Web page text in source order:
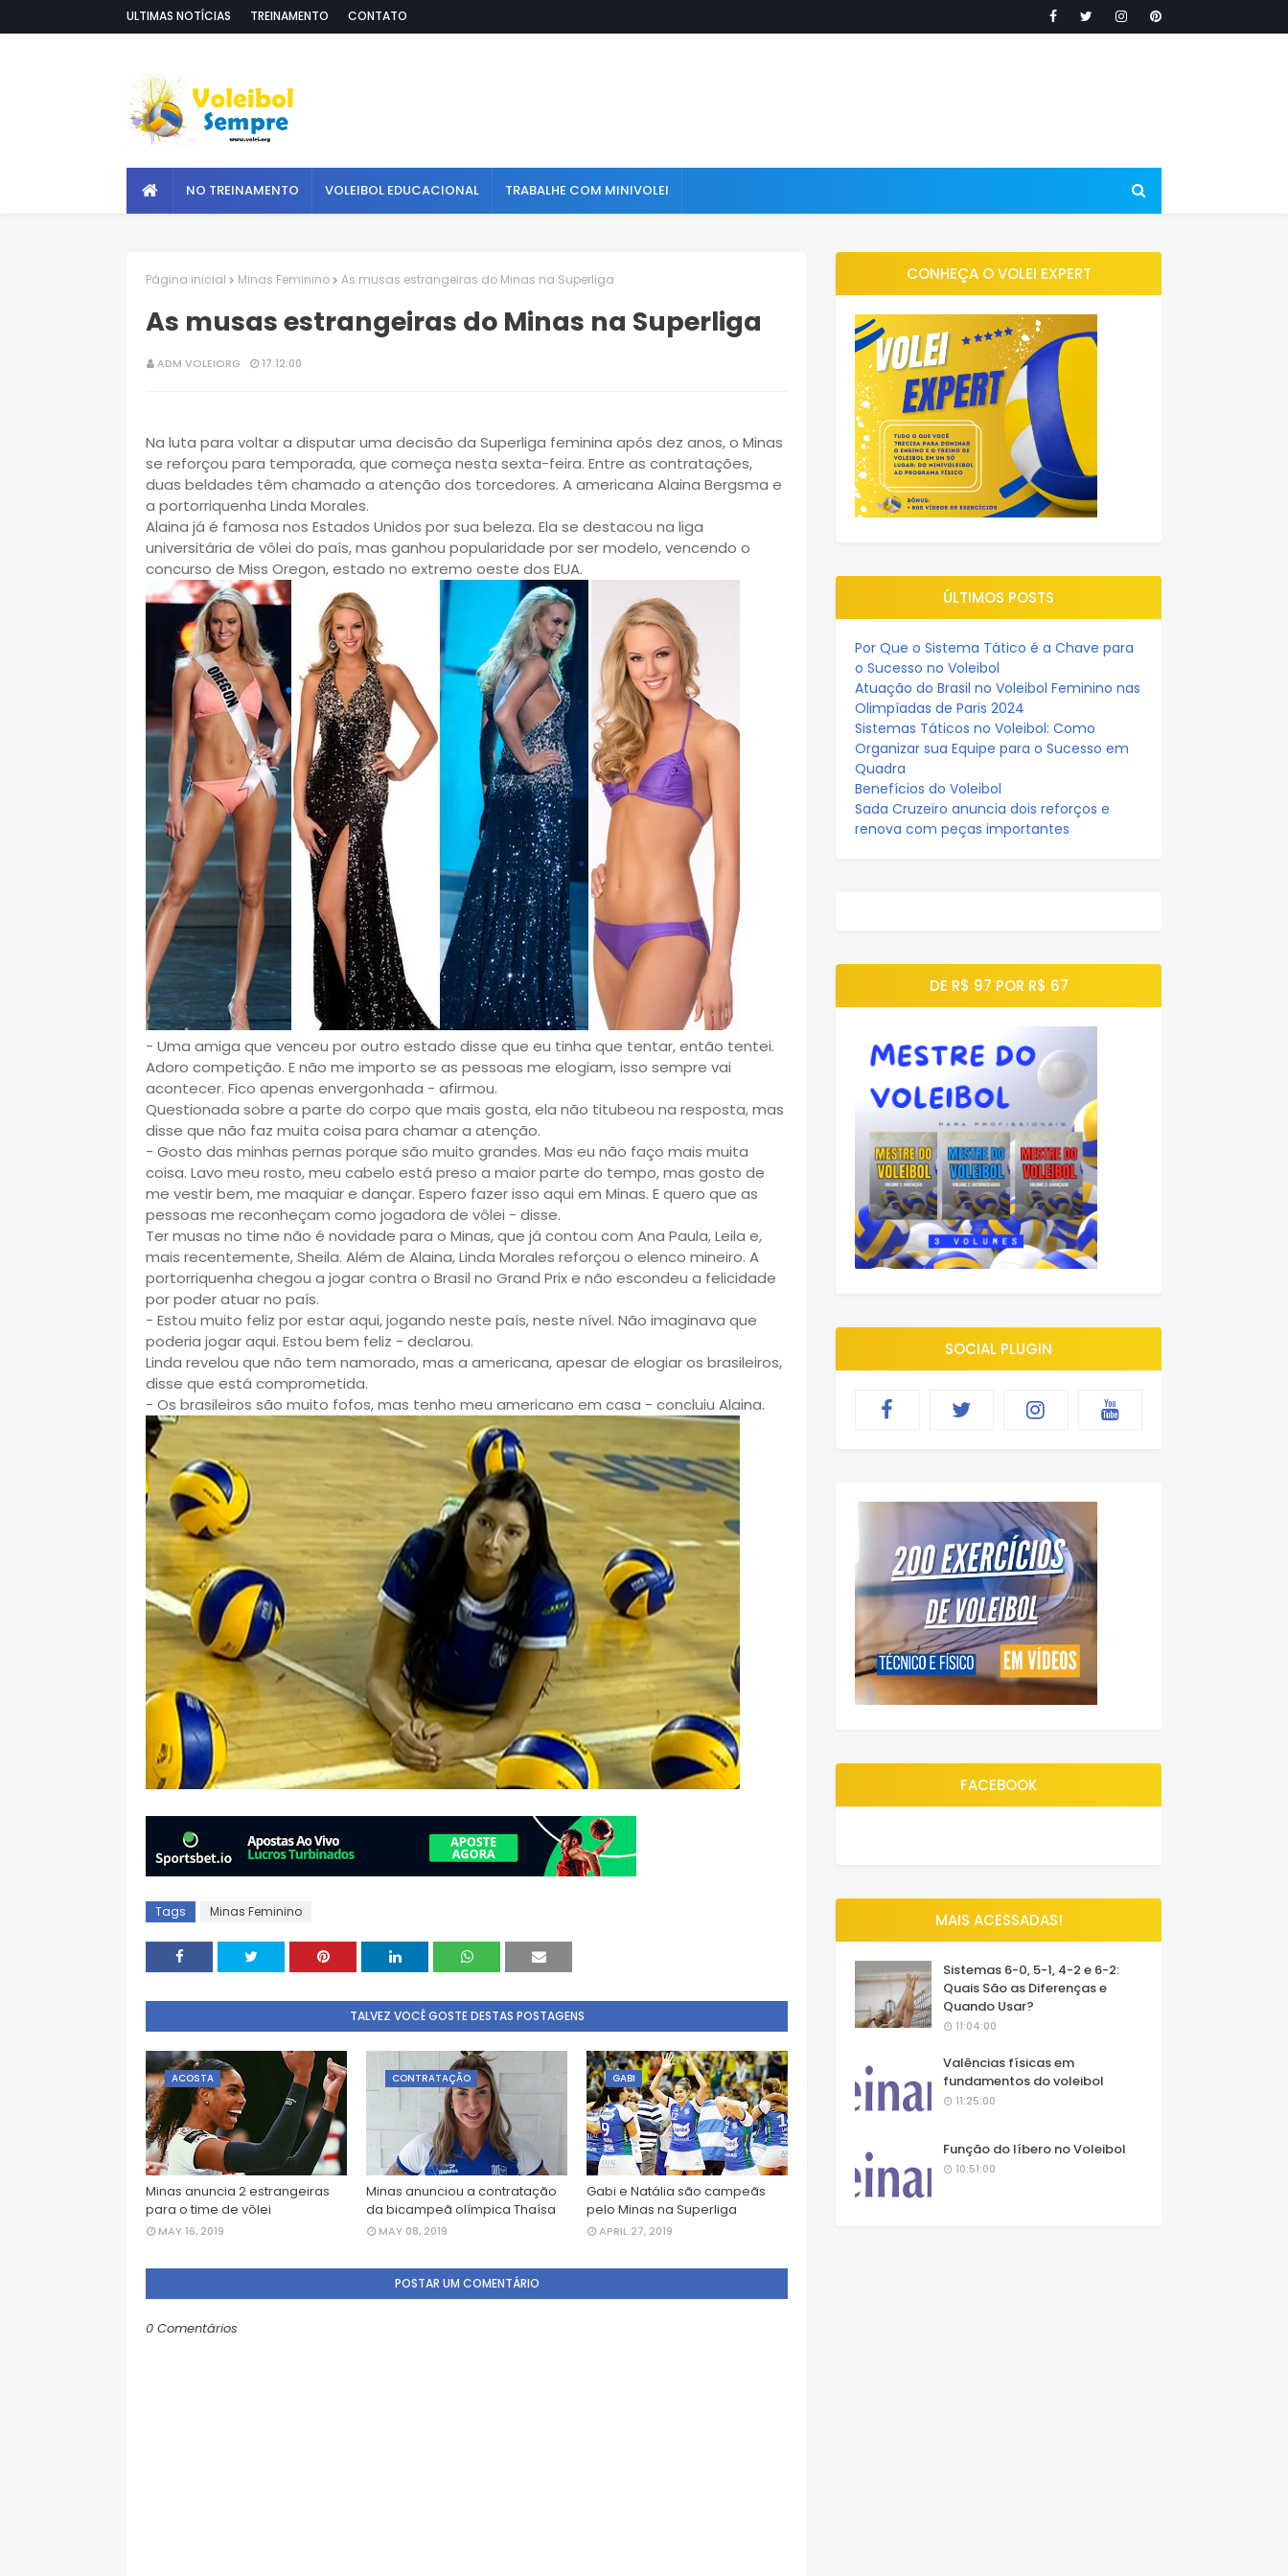
ULTIMAS NOTÍCIAS TREINAMENTO CONTATO
NO TREINAMENTO VOLEIBOL EDUCACIONAL TRABALHE COM MINIVOLEI
Página inicial Minas Feminino As musas estrangeiras do Minas na Superliga
As musas estrangeiras do Minas na Superliga
ADM VOLEIORG 17:12:00
Na luta para voltar a disputar uma decisão da Superliga feminina após dez anos, o Minas
se reforçou para temporada, que começa nesta sexta-feira. Entre as contratações,
duas beldades têm chamado a atenção dos torcedores. A americana Alaina Bergsma e
a portorriquenha Linda Morales.
Alaina já é famosa nos Estados Unidos por sua beleza. Ela se destacou na liga
universitária de vôlei do país, mas ganhou popularidade por ser modelo, vencendo o
concurso de Miss Oregon, estado no extremo oeste dos EUA.
- Uma amiga que venceu por outro estado disse que eu tinha que tentar, então tentei.
Adoro competição. E não me importo se as pessoas me elogiam, isso sempre vai
acontecer. Fico apenas envergonhada - afirmou.
Questionada sobre a parte do corpo que mais gosta, ela não titubeou na resposta, mas
disse que não faz muita coisa para chamar a atenção.
- Gosto das minhas pernas porque são muito grandes. Mas eu não faço mais muita
coisa. Lavo meu rosto, meu cabelo está preso a maior parte do tempo, mas gosto de
me vestir bem, me maquiar e dançar. Espero fazer isso aqui em Minas. E quero que as
pessoas me reconheçam como jogadora de vôlei - disse.
Ter musas no time não é novidade para o Minas, que já contou com Ana Paula, Leila e,
mais recentemente, Sheila. Além de Alaina, Linda Morales reforçou o elenco mineiro. A
portorriquenha chegou a jogar contra o Brasil no Grand Prix e não escondeu a felicidade
por poder atuar no país.
- Estou muito feliz por estar aqui, jogando neste país, neste nível. Não imaginava que
poderia jogar aqui. Estou bem feliz - declarou.
Linda revelou que não tem namorado, mas a americana, apesar de elogiar os brasileiros,
disse que está comprometida.
- Os brasileiros são muito fofos, mas tenho meu americano em casa - concluiu Alaina.
Tags Minas Feminino
TALVEZ VOCÊ GOSTE DESTAS POSTAGENS
ACOSTA
Minas anuncia 2 estrangeiras
para o time de vôlei
MAY 16, 2019
CONTRATAÇÃO
Minas anunciou a contratação
da bicampeã olímpica Thaísa
MAY 08, 2019
GABI
Gabi e Natália são campeãs
pelo Minas na Superliga
APRIL 27, 2019
POSTAR UM COMENTÁRIO
0 Comentários
CONHEÇA O VOLEI EXPERT
ÚLTIMOS POSTS
Por Que o Sistema Tático é a Chave para
o Sucesso no Voleibol
Atuação do Brasil no Voleibol Feminino nas
Olimpíadas de Paris 2024
Sistemas Táticos no Voleibol: Como
Organizar sua Equipe para o Sucesso em
Quadra
Benefícios do Voleibol
Sada Cruzeiro anuncia dois reforços e
renova com peças importantes
DE R$ 97 POR R$ 67
SOCIAL PLUGIN
FACEBOOK
MAIS ACESSADAS!
Sistemas 6-0, 5-1, 4-2 e 6-2:
Quais São as Diferenças e
Quando Usar?
11:04:00
Valências físicas em
fundamentos do voleibol
11:25:00
Função do líbero no Voleibol
10:51:00